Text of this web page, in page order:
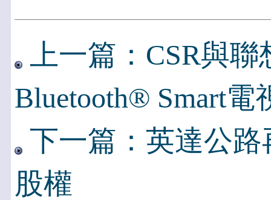
上一篇：CSR與
Bluetooth® Smart電
下一篇：英達公
股權